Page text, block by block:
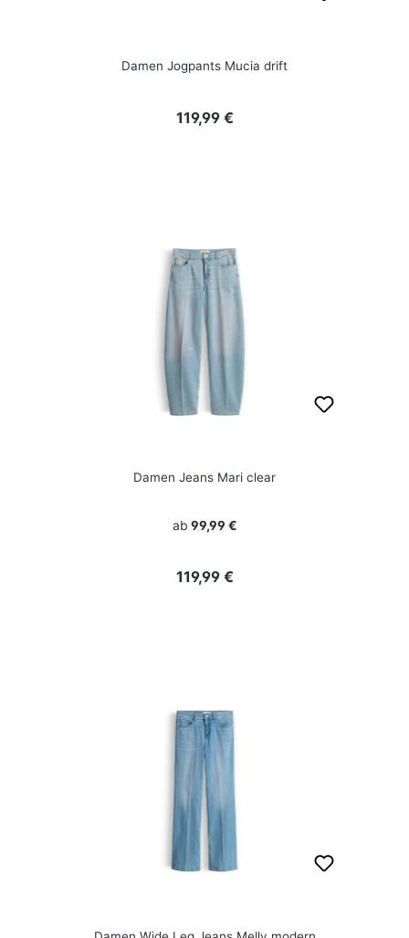
Damen Jogpants Mucia drift
Regulärer Preis:
119,99 €
Damen Jeans Mari clear
ab 99,99 €
Regulärer Preis:
119,99 €